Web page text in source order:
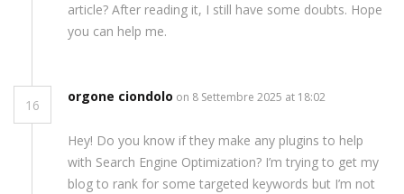
article? After reading it, I still have some doubts. Hope
you can help me.
16
orgone ciondolo on 8 Settembre 2025 at 18:02
Hey! Do you know if they make any plugins to help
with Search Engine Optimization? I’m trying to get my
blog to rank for some targeted keywords but I’m not